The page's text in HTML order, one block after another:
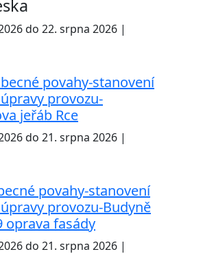
do 22. srpna 2026 |
povahy-stanovení
provozu-
jeřáb Rce
do 21. srpna 2026 |
povahy-stanovení
provozu-Budyně
oprava fasády
do 21. srpna 2026 |